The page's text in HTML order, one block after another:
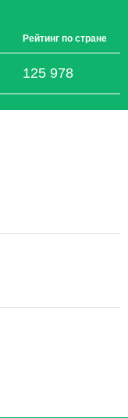
Рейтинг по стране
125 978